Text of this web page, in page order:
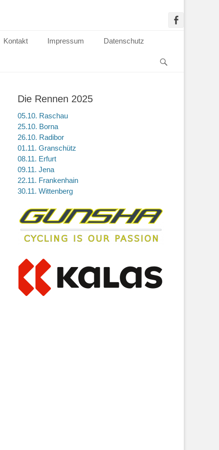
Kontakt Impressum Datenschutz
Die Rennen 2025
05.10. Raschau
25.10. Borna
26.10. Radibor
01.11. Granschütz
08.11. Erfurt
09.11. Jena
22.11. Frankenhain
30.11. Wittenberg